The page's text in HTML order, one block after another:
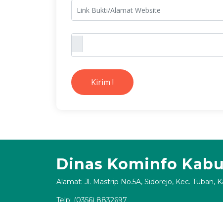
Kirim !
Dinas Kominfo
Alamat: Jl. Mastrip No.5A, Sidorejo, Kec. Tuban,
Telp: (0356) 8832697